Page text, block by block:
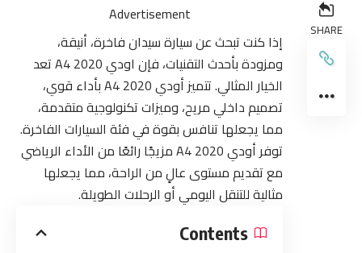
SHARE
Advertisement
إذا كنت تبحث عن سيارة سيدان فاخرة، أنيقة،
ومزودة بأحدث التقنيات، فإن اودي A4 2020 تعد
الخيار المثالي. تتميز أودي A4 2020 بأداء قوي،
تصميم داخلي مريح، وميزات تكنولوجية متقدمة،
مما يجعلها تنافس بقوة في فئة السيارات الفاخرة.
توفر أودي A4 2020 مزيجًا رائعًا من الأداء الرياضي
مع تقديم مستوى عالٍ من الراحة، مما يجعلها
مثالية للتنقل اليومي أو الرحلات الطويلة.
Contents